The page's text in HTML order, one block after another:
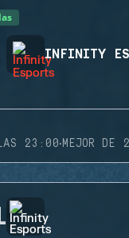
INFINITY
23:00·MEJOR DE 2